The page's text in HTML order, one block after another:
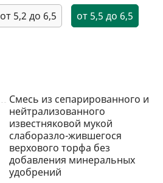
от 5,2 до 6,5 от 5,5 до 6,5
Смесь из сепарированного и
нейтрализованного
известняковой мукой
слаборазло-жившегося
верхового торфа без
добавления минеральных
удобрений